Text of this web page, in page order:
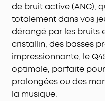
lecture en seulement
bénéficie d'une
heures sur avec
ANC désactivé.
Conçu pour un
Idéal pour les vols
soulagement de la
ses oreillettes en
confort une priorité,
de bruit active (ANC),
totalement dans vos
dérangé par les bruits
cristallin, des basses
impressionnante, le
optimale, parfaite
prolongées ou des
la musique.